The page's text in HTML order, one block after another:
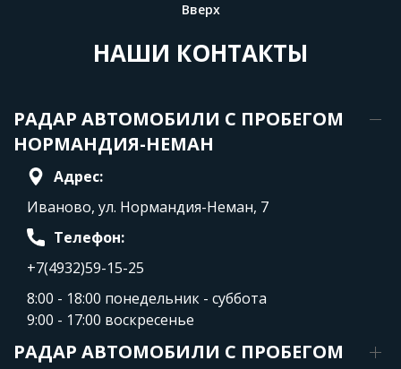
Вверх
НАШИ КОНТАКТЫ
РАДАР АВТОМОБИЛИ С ПРОБЕГОМ
НОРМАНДИЯ-НЕМАН
Адрес:
Иваново, ул. Нормандия-Неман, 7
Телефон:
+7(4932)59-15-25
8:00 - 18:00 понедельник - суббота
9:00 - 17:00 воскресенье
РАДАР АВТОМОБИЛИ С ПРОБЕГОМ